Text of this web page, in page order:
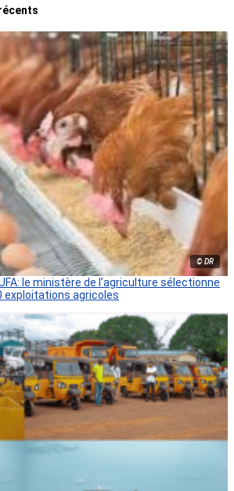
© DR
le ministère de l’agriculture sélectionne
exploitations agricoles